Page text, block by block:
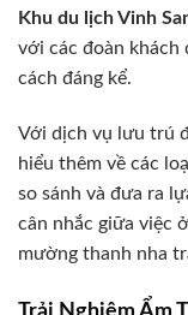
Khu du lịch Vinh
với các đoàn
cách đáng kể.
Với dịch vụ lưu trú
hiểu thêm về các
so sánh và đưa ra
cân nhắc giữa việc
mường thanh nha